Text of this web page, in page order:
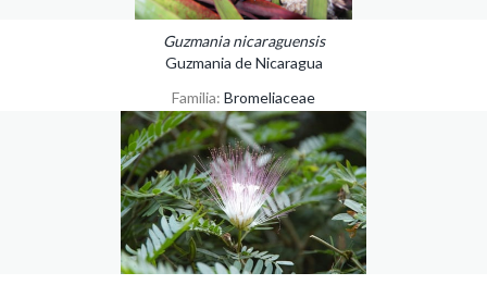
Guzmania nicaraguensis
Guzmania de Nicaragua
Familia: Bromeliaceae